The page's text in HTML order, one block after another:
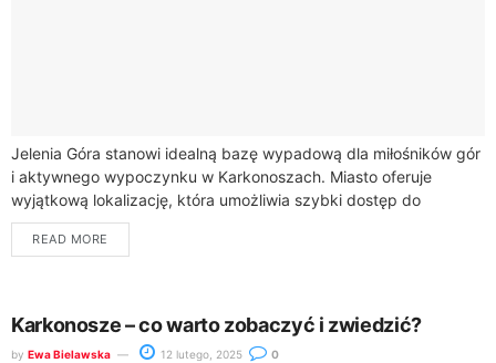
Jelenia Góra stanowi idealną bazę wypadową dla miłośników gór
i aktywnego wypoczynku w Karkonoszach. Miasto oferuje
wyjątkową lokalizację, która umożliwia szybki dostęp do
najciekawszych górskich atrakcji regionu.Z Jeleniej Góry
możesz...
READ MORE
Karkonosze – co warto zobaczyć i zwiedzić?
by Ewa Bielawska 12 lutego, 2025 0